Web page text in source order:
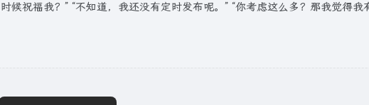
祝福我？” “不知道，我还没有定时发布呢。” “你考虑这么多？那我觉得我